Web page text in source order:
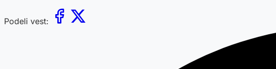
Podeli vest: